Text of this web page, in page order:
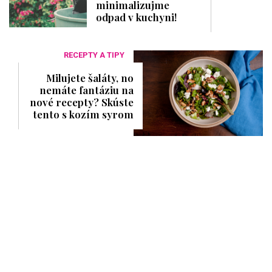
minimalizujme
odpad v kuchyni!
RECEPTY A TIPY
Milujete šaláty, no
nemáte fantáziu na
nové recepty? Skúste
tento s kozím syrom